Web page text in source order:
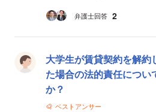
みの...
弁護士回答 2
大学生が賃貸契約を解約
た場合の法的責任につ
か？
ベストアンサー